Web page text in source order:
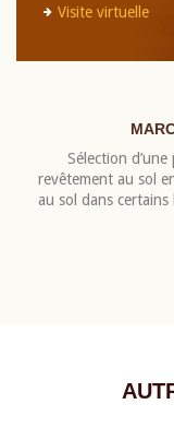
Visite virtuelle
Sélection
revêtement au sol
au sol dans